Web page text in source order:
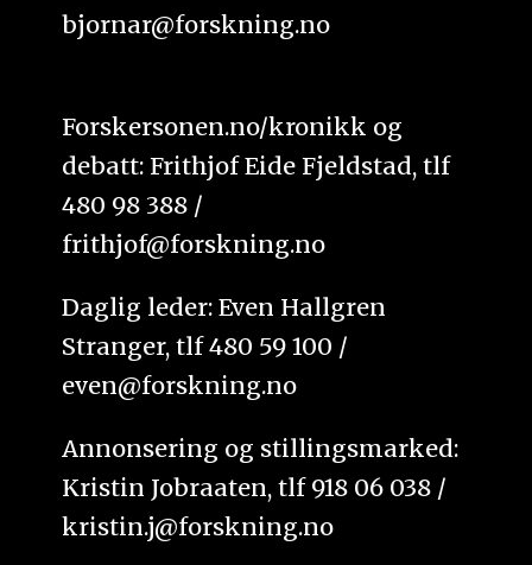
bjornar@forskning.no
Forskersonen.no/kronikk og
debatt: Frithjof Eide Fjeldstad, tlf
480 98 388 /
frithjof@forskning.no
Daglig leder: Even Hallgren
Stranger, tlf 480 59 100 /
even@forskning.no
Annonsering og stillingsmarked:
Kristin Jobraaten, tlf 918 06 038 /
kristin.j@forskning.no